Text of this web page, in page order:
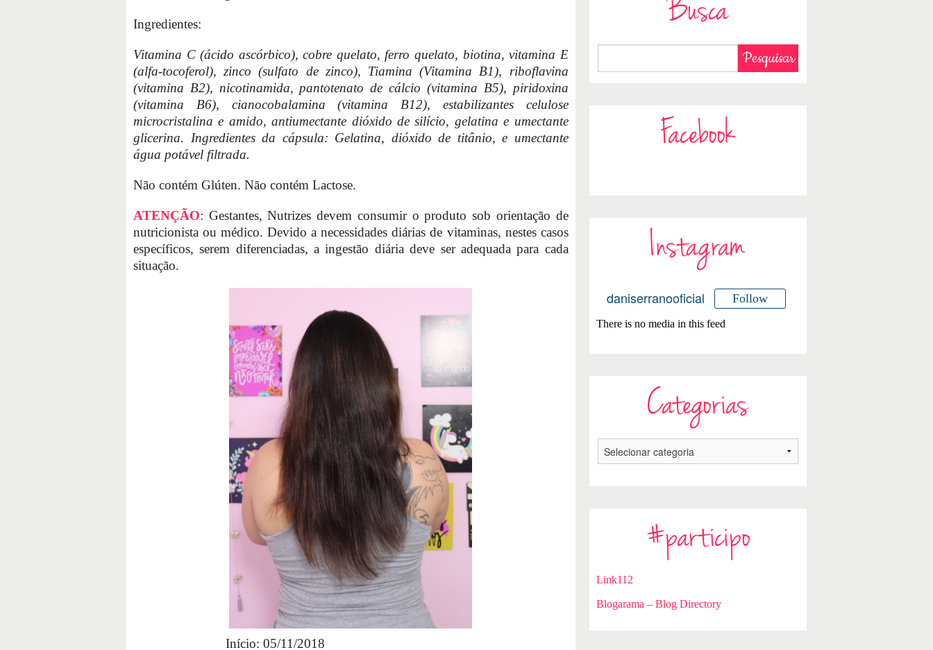
Ingredientes:
Vitamina C (ácido ascórbico), cobre quelato, ferro quelato, biotina, vitamina E
(alfa-tocoferol), zinco (sulfato de zinco), Tiamina (Vitamina B1), riboflavina
(vitamina B2), nicotinamida, pantotenato de cálcio (vitamina B5), piridoxina
(vitamina B6), cianocobalamina (vitamina B12), estabilizantes celulose
microcristalina e amido, antiumectante dióxido de silício, gelatina e umectante
glicerina. Ingredientes da cápsula: Gelatina, dióxido de titânio, e umectante
água potável filtrada.
Não contém Glúten. Não contém Lactose.
ATENÇÃO: Gestantes, Nutrizes devem consumir o produto sob orientação de
nutricionista ou médico. Devido a necessidades diárias de vitaminas, nestes casos
específicos, serem diferenciadas, a ingestão diária deve ser adequada para cada
situação.
Início: 05/11/2018
Busca
Facebook
Instagram
daniserranooficial Follow
There is no media in this feed
Categorias
#participo
Link112
Blogarama – Blog Directory